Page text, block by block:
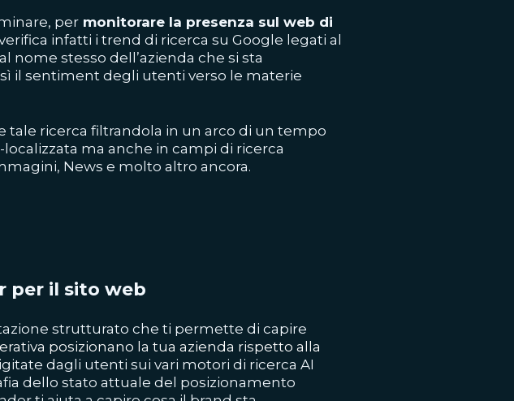
per monitorare la presenza sul web di
infatti i trend di ricerca su Google legati al
nome stesso dell’azienda che si sta
il sentiment degli utenti verso le materie
tale ricerca filtrandola in un arco di un tempo
ma anche in campi di ricerca
News e molto altro ancora.
per il sito web
strutturato che ti permette di capire
posizionano la tua azienda rispetto alla
dagli utenti sui vari motori di ricerca AI
dello stato attuale del posizionamento